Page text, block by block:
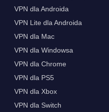
VPN dla Androida
VPN Lite dla Androida
VPN dla Mac
VPN dla Windowsa
VPN dla Chrome
VPN dla PS5
VPN dla Xbox
VPN dla Switch